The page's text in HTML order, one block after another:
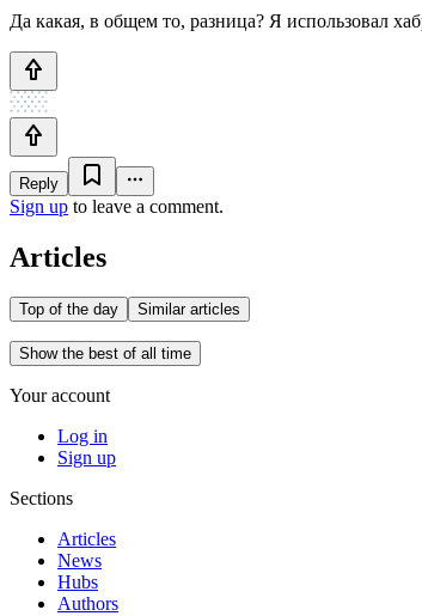
Да какая, в общем то, разница? Я использовал
Reply
Sign up to leave a comment.
Articles
Top of the day Similar articles
Show the best of all time
Your account
Log in
Sign up
Sections
Articles
News
Hubs
Authors